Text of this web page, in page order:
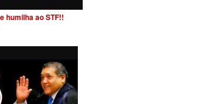
humilha ao STF!!